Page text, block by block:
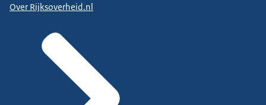
Over Rijksoverheid.nl